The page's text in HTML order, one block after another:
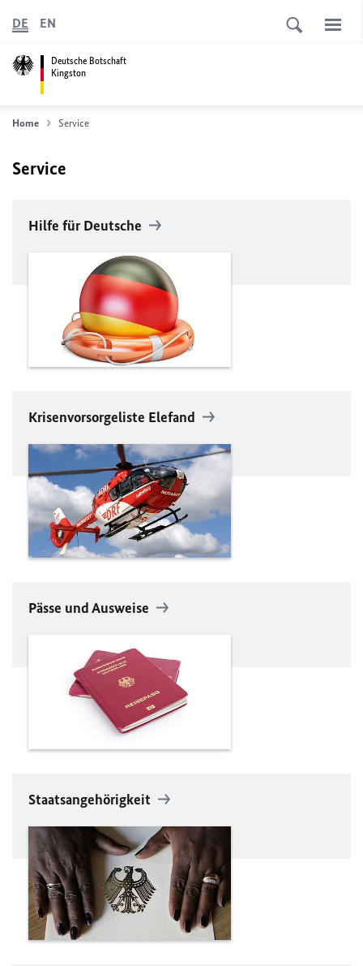
Deutsche Botschaft
Kingston
DE EN
Home Service
Service
Hilfe für Deutsche
Krisenvorsorgeliste Elefand
Pässe und Ausweise
Staatsangehörigkeit